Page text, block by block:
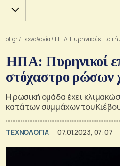
Χ.Α.
ot.gr/Τεχνολογία / ΗΠΑ: Πυρηνικοί
ΗΠΑ: Πυρηνικοί
στόχαστρο ρώσων
Η ρωσική ομάδα έχει
κατά των συμμάχων του
ΤΕΧΝΟΛΟΓΙΑ 07.01.2023, 07:07